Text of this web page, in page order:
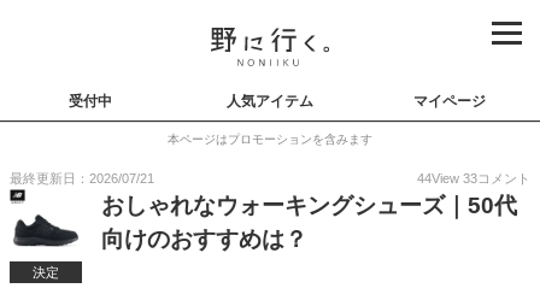
受付中 人気アイテム マイページ
本ページはプロモーションを含みます
最終更新日：2026/07/21 44View 33コメント
決定
おしゃれなウォーキングシューズ｜50代
向けのおすすめは？